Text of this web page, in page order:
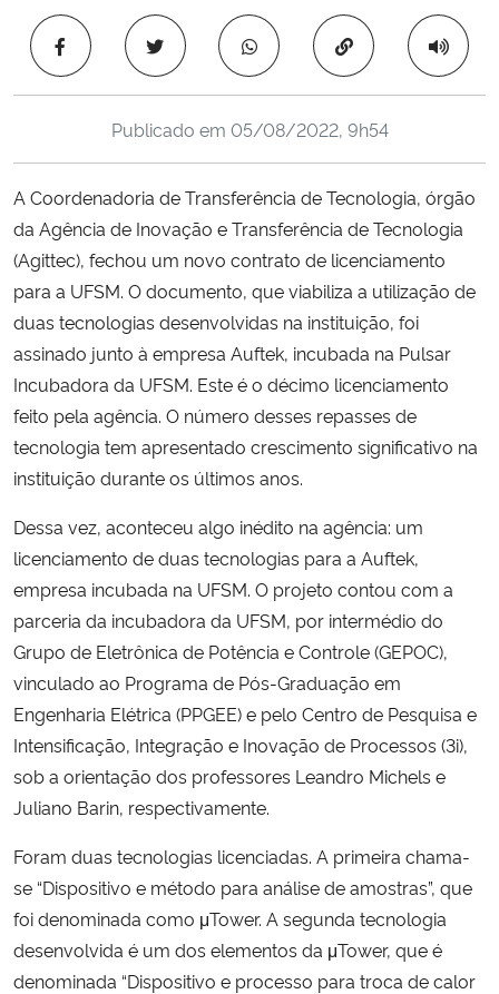
Ministério de Minas e Energia
Ministério da Ciência, Tecnologia, Inovações e Comunicações
Ministério do Meio Ambiente
Ministério do Turismo
Ministério do Desenvolvimento Regional
Controladoria-Geral da União
Ministério da Mulher, da Família e dos Direitos Humanos
Secretaria de Governo
Gabinete de Segurança Institucional
Advocacia-Geral da União
Planalto
Copiar para área
Publicado em 05/08/2022, 9h54
A Coordenadoria de Transferência de Tecnologia, órgão
da Agência de Inovação e Transferência de Tecnologia
(Agittec), fechou um novo contrato de licenciamento
para a UFSM. O documento, que viabiliza a utilização de
duas tecnologias desenvolvidas na instituição, foi
assinado junto à empresa Auftek, incubada na Pulsar
Incubadora da UFSM. Este é o décimo licenciamento
feito pela agência. O número desses repasses de
tecnologia tem apresentado crescimento significativo na
instituição durante os últimos anos.
Dessa vez, aconteceu algo inédito na agência: um
licenciamento de duas tecnologias para a Auftek,
empresa incubada na UFSM. O projeto contou com a
parceria da incubadora da UFSM, por intermédio do
Grupo de Eletrônica de Potência e Controle (GEPOC),
vinculado ao Programa de Pós-Graduação em
Engenharia Elétrica (PPGEE) e pelo Centro de Pesquisa e
Intensificação, Integração e Inovação de Processos (3i),
sob a orientação dos professores Leandro Michels e
Juliano Barin, respectivamente.
Foram duas tecnologias licenciadas. A primeira chama-
se “Dispositivo e método para análise de amostras”, que
foi denominada como μTower. A segunda tecnologia
desenvolvida é um dos elementos da μTower, que é
denominada “Dispositivo e processo para troca de calor